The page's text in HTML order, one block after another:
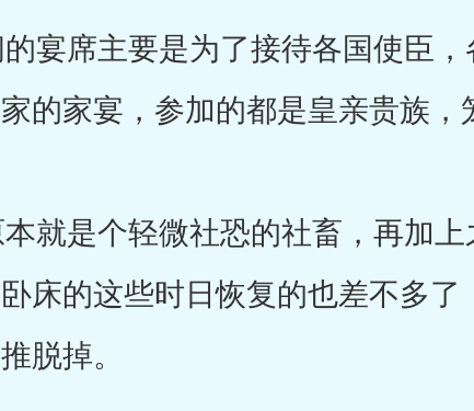
宴席主要是为了接待各国使臣，
的家宴，参加的都是皇亲贵族，
就是个轻微社恐的社畜，再加
床的这些时日恢复的也差不多
脱掉。